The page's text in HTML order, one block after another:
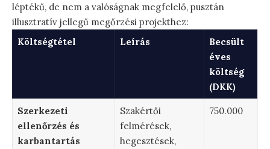
léptékű, de nem a valóságnak megfelelő, pusztán
illusztratív jellegű megőrzési projekthez:
Költségtétel
Leírás
Becsült
éves
költség
(DKK)
Szerkezeti
ellenőrzés és
karbantartás
Szakértői
felmérések,
hegesztések,
750.000